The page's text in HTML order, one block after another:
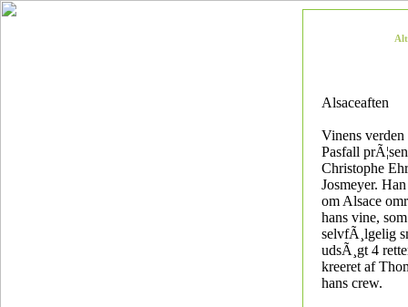
Alsaceaften
Vinens
Pasfall
Christophe
Josmeyer.
om Alsace
hans vine,
selvfÃ¸lgelig
udsÃ¸gt 4
kreeret af
hans crew.